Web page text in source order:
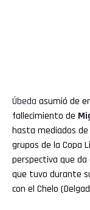
Úbeda asumió de
fallecimiento de
hasta mediados
grupos de la Copa
perspectiva que
que tuvo durante
con el Chelo